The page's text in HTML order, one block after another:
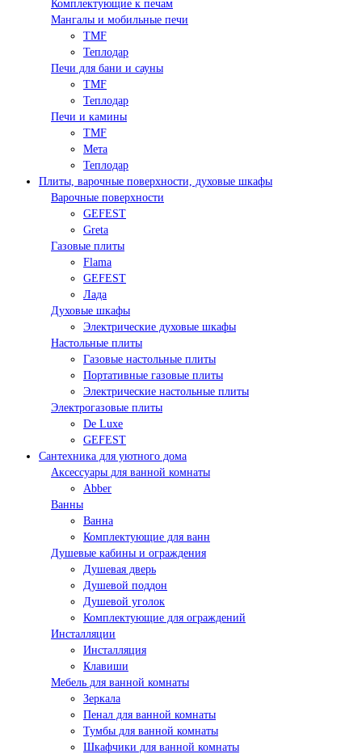
Комплектующие к печам
Мангалы и мобильные печи
TMF
Теплодар
Печи для бани и сауны
TMF
Теплодар
Печи и камины
TMF
Мета
Теплодар
Плиты, варочные поверхности, духовые шкафы
Варочные поверхности
GEFEST
Greta
Газовые плиты
Flama
GEFEST
Лада
Духовые шкафы
Электрические духовые шкафы
Настольные плиты
Газовые настольные плиты
Портативные газовые плиты
Электрические настольные плиты
Электрогазовые плиты
De Luxe
GEFEST
Сантехника для уютного дома
Аксессуары для ванной комнаты
Abber
Ванны
Ванна
Комплектующие для ванн
Душевые кабины и ограждения
Душевая дверь
Душевой поддон
Душевой уголок
Комплектующие для ограждений
Инсталляции
Инсталляция
Клавиши
Мебель для ванной комнаты
Зеркала
Пенал для ванной комнаты
Тумбы для ванной комнаты
Шкафчики для ванной комнаты